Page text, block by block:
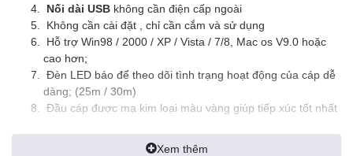
Nối dài USB không cần điện cấp ngoài
Không cần cài đặt , chỉ cần cắm và sử dụng
Hỗ trợ Win98 / 2000 / XP / Vista / 7/8, Mac os V9.0 hoặc
cao hơn;
Đèn LED báo để theo dõi tình trạng hoạt động của cáp dễ
dàng; (25m / 30m)
Đầu cáp được mạ kim loại màu vàng giúp tiếp xúc tốt nhất
Xem thêm